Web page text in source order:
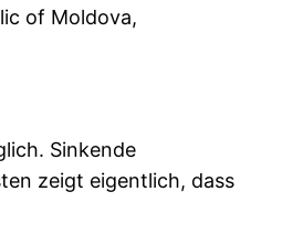
of Moldova,
Sinkende
zeigt eigentlich, dass